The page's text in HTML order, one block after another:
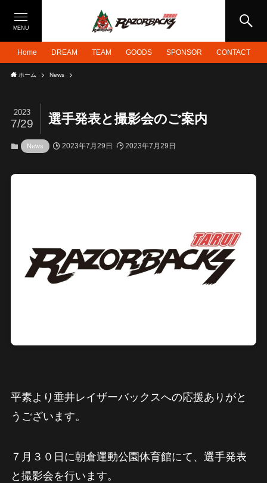
MENU
Home DREAM TEAM GOODS SPONSOR CONTACT
ホーム News
選手発表と撮影会のご案内
2023
7/29
News 2023年7月29日 2023年7月29日
平素より垂井レイザーバックスへの応援ありがと
うございます。
７月３０日に朝倉運動公園体育館にて、選手発表
と撮影会を行います。